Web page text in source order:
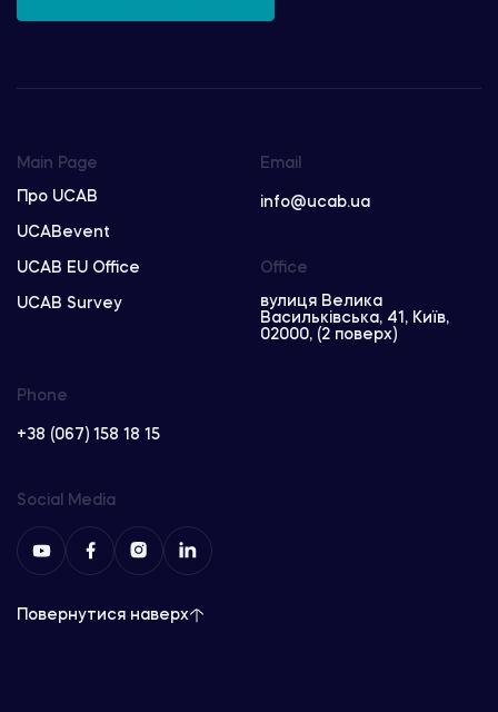
Main Page
Про UCAB
UCABevent
UCAB EU Office
UCAB Survey
Email
info@ucab.ua
Phone
+38 (067) 158 18 15
Office
вулиця Велика
Васильківська, 41, Київ,
02000, (2 поверх)
Social Media
Повернутися наверх